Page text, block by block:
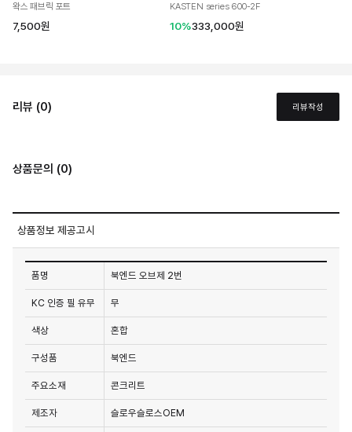
왁스 패브릭 포트
7,500원
KASTEN series 600-2F
10%333,000원
리뷰 (0) 리뷰작성
상품문의 (0)
상품정보 제공고시
품명 북엔드 오브제 2번
KC 인증 필 유무 무
색상 혼합
구성품 북엔드
주요소재 콘크리트
제조자 슬로우슬로스OEM